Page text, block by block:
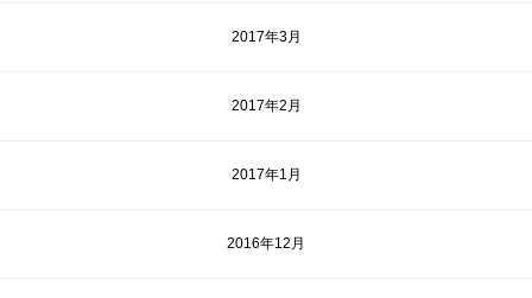
2017年3月
2017年2月
2017年1月
2016年12月